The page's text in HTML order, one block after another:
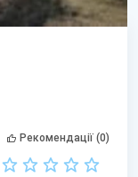
Рекомендації (0)